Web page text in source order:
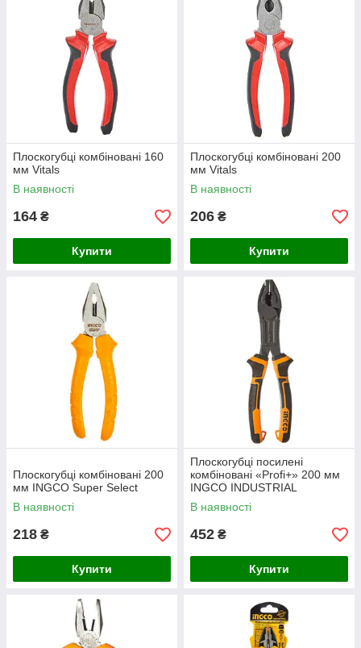
Плоскогубці комбіновані 160
мм Vitals
В наявності
164 ₴
Купити
Плоскогубці комбіновані 200
мм Vitals
В наявності
206 ₴
Купити
Плоскогубці комбіновані 200
мм INGCO Super Select
В наявності
218 ₴
Купити
Плоскогубці посилені
комбіновані «Profi+» 200 мм
INGCO INDUSTRIAL
В наявності
452 ₴
Купити